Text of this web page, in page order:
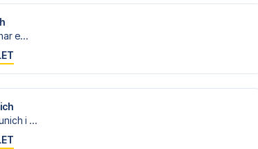
e...
i ...